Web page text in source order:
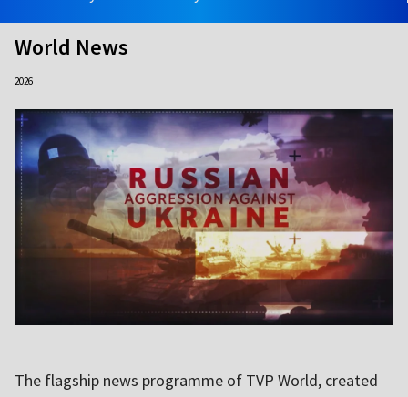
World News
2026
The flagship news programme of TVP World, created